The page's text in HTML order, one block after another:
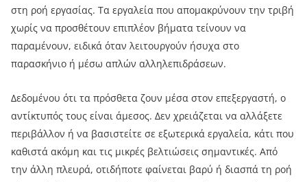
στη ροή εργασίας. Τα εργαλεία που απομακρύνουν την τριβή
χωρίς να προσθέτουν επιπλέον βήματα τείνουν να
παραμένουν, ειδικά όταν λειτουργούν ήσυχα στο
παρασκήνιο ή μέσω απλών αλληλεπιδράσεων.
Δεδομένου ότι τα πρόσθετα ζουν μέσα στον επεξεργαστή, ο
αντίκτυπός τους είναι άμεσος. Δεν χρειάζεται να αλλάξετε
περιβάλλον ή να βασιστείτε σε εξωτερικά εργαλεία, κάτι που
καθιστά ακόμη και τις μικρές βελτιώσεις σημαντικές. Από
την άλλη πλευρά, οτιδήποτε φαίνεται βαρύ ή διασπά τη ροή